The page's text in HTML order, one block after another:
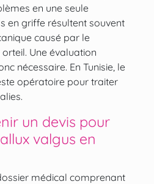
en une seule
en griffe résultent souvent
causé par le
Une évaluation
nécessaire. En Tunisie, le
opératoire pour traiter
un devis pour
valgus en
médical comprenant